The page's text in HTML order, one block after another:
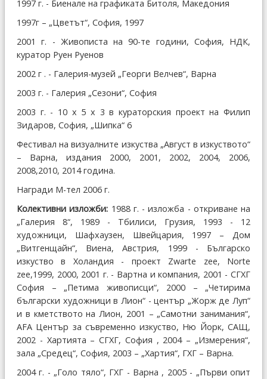
1997 г. - Биенале на графиката Битоля, Македония
1997г – „Цветът“, София, 1997
2001 г. - Живописта на 90-те години, София, НДК,
куратор Руен Руенов
2002 г . - Галерия-музей „Георги Велчев“, Варна
2003 г. - Галерия „Сезони“, София
2003 г. - 10 х 5 х 3 в кураторския проект на Филип
Зидаров, София, „Шипка“ 6
Фестивал на визуалните изкуства „Август в изкуството“
– Варна, издания 2000, 2001, 2002, 2004, 2006,
2008,2010, 2014 година.
Награди М-тел 2006 г.
Колективни изложби: 1988 г. - изложба - откриване на
„Галерия 8“, 1989 - Тбилиси, Грузия, 1993 - 12
художници, Шафхаузен, Швейцария, 1997 – Дом
„Витгенщайн“, Виена, Австрия, 1999 - Българско
изкуство в Холандия - проект Zwarte zee, Norte
zee,1999, 2000, 2001 г. - Вартна и компания, 2001 - СГХГ
София – „Петима живописци“, 2000 – „Четирима
български художници в Лион“ - център „Жорж де Луп“
и в кметството на Лион, 2001 – „Самотни занимания“,
AFA Център за съвременно изкуство, Ню Йорк, САЩ,
2002 - Хартията – СГХГ, София , 2004 – „Измерения“,
зала „Средец“, София, 2003 – „Хартия“, ГХГ – Варна.
2004 г. - „Голо тяло“, ГХГ - Варна , 2005 - „Първи опит